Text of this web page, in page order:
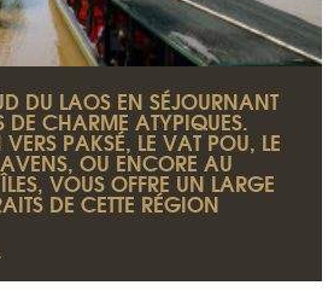
DU LAOS EN SÉJOURNANT
DE CHARME ATYPIQUES.
PAKSÉ, LE VAT POU, LE
OU ENCORE AU
VOUS OFFRE UN LARGE
DE CETTE RÉGION